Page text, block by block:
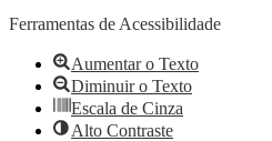
Ferramentas de Acessibilidade
Aumentar o Texto
Diminuir o Texto
Escala de Cinza
Alto Contraste